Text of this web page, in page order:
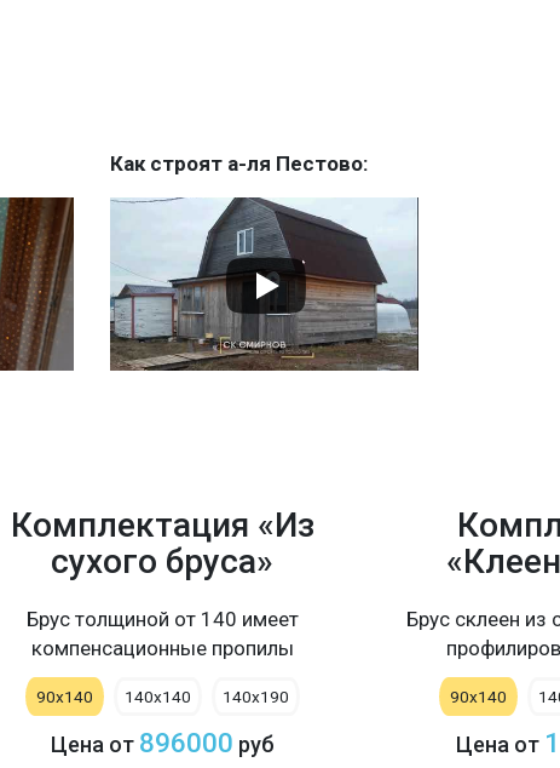
Как строят а-ля Пестово:
Комплектация «Из
сухого бруса»
Брус толщиной от 140 имеет
компенсационные пропилы
90х140 140х140 140х190
Цена от 896000 руб
Брус склеен из
90х140
Цена от